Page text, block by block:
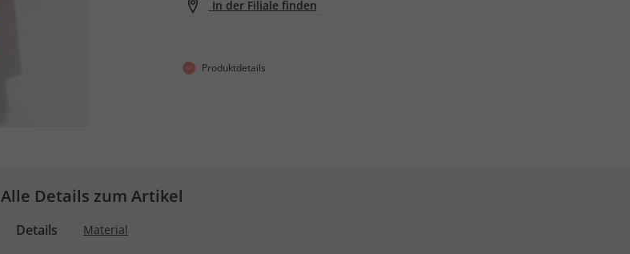
In der Filiale finden
Produktdetails
Alle Details zum Artikel
Details Material